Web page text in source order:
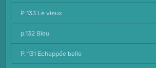
P 133 Le vieux
p.132 Bleu
P. 131 Echappée belle